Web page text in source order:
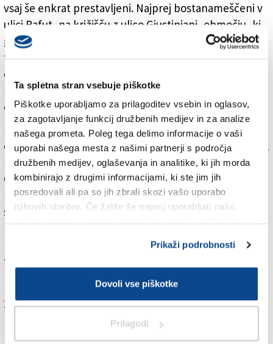
Ta spletna stran vsebuje piškotke
Piškotke uporabljamo za prilagoditev vsebin in oglasov,
za zagotavljanje funkcij družbenih medijev in za analize
našega prometa. Poleg tega delimo informacije o vaši
uporabi našega mesta z našimi partnerji s področja
družbenih medijev, oglaševanja in analitike, ki jih morda
kombinirajo z drugimi informacijami, ki ste jim jih
posredovali ali pa so jih zbrali skozi vašo uporabo
njihovih storitev. Če želite še naprej uporabljati našo
Prikaži podrobnosti
Dovoli vse piškotke
Prilagodi
vsaj še enkrat prestavljeni. Najprej bostanameščeni v
ulici Rafut, na križišču z ulico Giustiniani, območju, ki
ga uporabljajo tako dnevni uporabniki kot kolesarski
turisti in športniki, ter v ulici Scogli, tik pred mejo, na
območju, kjer se stikajo lokalni tokovi in tisti,
povezani s čezmejnimi kolesarskimi potmi, ki jih je v
okviru projekta CTN Isonzo-Soča uredil EZTS GO.
Naprave, ki jih je EZTS GO kupil in dal namestiti v
okviru projekta za skupni znesek 22.610 evrov (z DDV),
bo po dogovoru med ustanovama vzdrževala Občina
Gorica tudi po zaključku projektnih aktivnosti, s čimer
bo zagotovljena njihova dolgoročna uporaba. Poleg
spremljanja kolesarskih tokov imajo števci tudi
prikazujejo prisotnost in razvoj kolesarskega prometa
ter spodbujajo uporabo kolesa kot trajnostnega
prevoznega sredstva.
Za branje in pisanje komentarjevje potrebna prijava